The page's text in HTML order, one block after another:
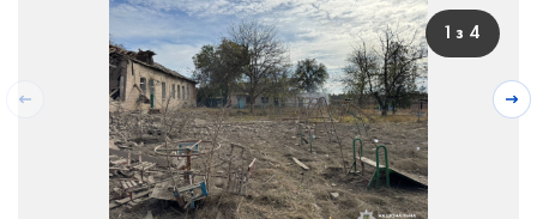
1 з 4